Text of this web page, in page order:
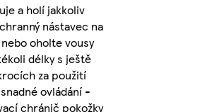
a holí jakkoliv
nástavec na
oholte vousy
délky s ještě
za použití
ovládání -
chránič pokožky